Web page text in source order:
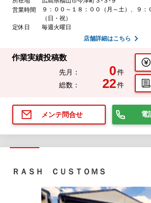
営業時間
９：００～１８：００（月～土）、９：
（日・祝）
定休日
毎週火曜日
店舗詳細はこちら
作業実績投稿数
先月： 0件
総数：
22件
メンテ問合せ 電
ＲＡＳＨ ＣＵＳＴＯＭＳ